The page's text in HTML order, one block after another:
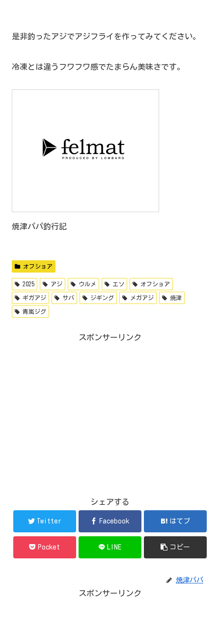
是非釣ったアジでアジフライを作ってみてください。
冷凍とは違うフワフワ感でたまらん美味さです。
焼津パパ釣行記
オフショア
2025 アジ ウルメ エソ オフショア
ギガアジ サバ ジギング メガアジ 焼津
青嵐ジグ
スポンサーリンク
シェアする
Twitter Facebook はてブ
Pocket LINE コピー
焼津パパ
スポンサーリンク